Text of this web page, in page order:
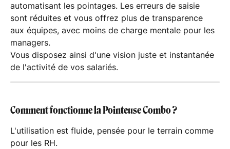
automatisant les pointages. Les erreurs de saisie
sont réduites et vous offrez plus de transparence
aux équipes, avec moins de charge mentale pour les
managers.
Vous disposez ainsi d'une vision juste et instantanée
de l'activité de vos salariés.
Comment fonctionne la Pointeuse Combo ?
L'utilisation est fluide, pensée pour le terrain comme
pour les RH.